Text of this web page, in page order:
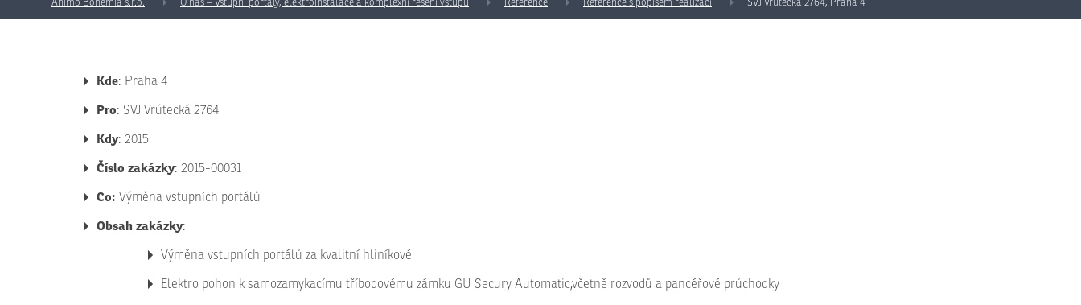
Animo Bohemia s.r.o. O nás – Vstupní portály, elektroinstalace a komplexní řešení vstupů Reference Reference s popisem realizací SVJ Vrútecká 2764, Praha 4
Kde: Praha 4
Pro: SVJ Vrútecká 2764
Kdy: 2015
Číslo zakázky: 2015-00031
Co: Výměna vstupních portálů
Obsah zakázky:
Výměna vstupních portálů za kvalitní hliníkové
Elektro pohon k samozamykacímu tříbodovému zámku GU Secury Automatic,včetně rozvodů a pancéřové průchodky